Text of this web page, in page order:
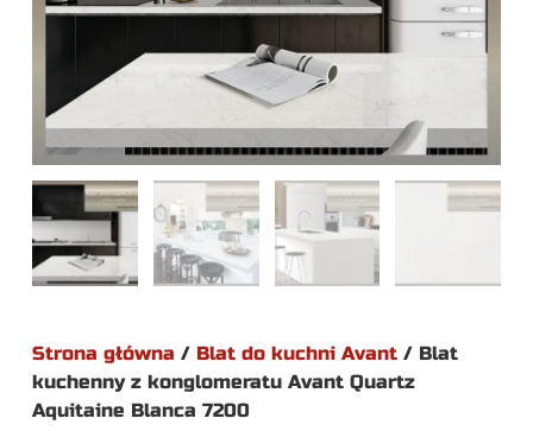
Strona główna / Blat do kuchni Avant/ Blat
kuchenny z konglomeratu Avant Quartz
Aquitaine Blanca 7200